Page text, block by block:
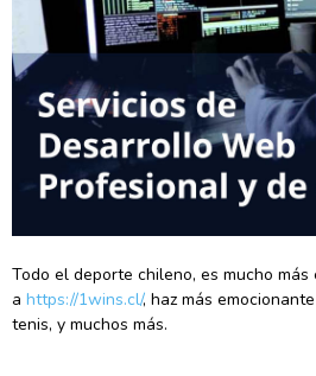
Todo el deporte chileno, es mucho
a https://1wins.cl/, haz más
tenis, y muchos más.